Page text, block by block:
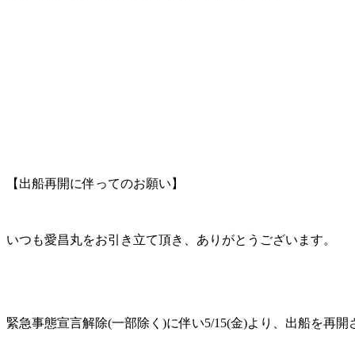
【出船再開に伴ってのお願い】
いつも愛昌丸をお引き立て頂き、ありがとうございます。
緊急事態宣言解除(一部除く)に伴い5/15(金)より、出船を再開